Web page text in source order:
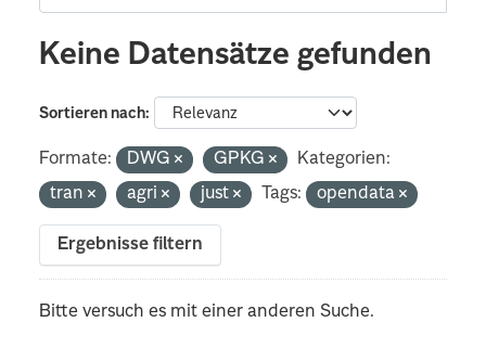
Keine Datensätze gefunden
Sortieren nach
Formate: DWG GPKG
Kategorien:
tran
agri just Tags: opendata
Ergebnisse filtern
Bitte versuch es mit einer anderen Suche.